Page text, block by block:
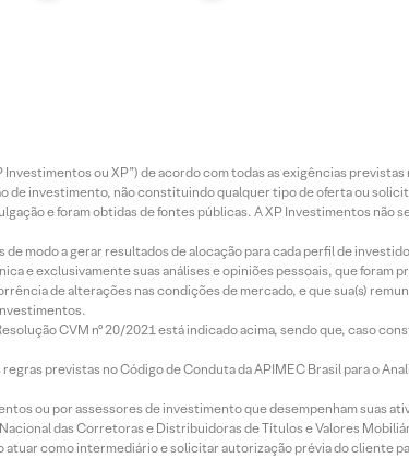
ou XP”) de acordo com todas as exigências
de investimento, não constituindo qualquer tipo de oferta ou
e foram obtidas de fontes públicas. A XP Investimentos não
modo a gerar resultados de alocação para cada perfil de
e exclusivamente suas análises e opiniões pessoais, que foram
de alterações nas condições de mercado, e que sua(s)
CVM nº 20/2021 está indicado acima, sendo que, caso
previstas no Código de Conduta da APIMEC Brasil para o
ou por assessores de investimento que desempenham suas
das Corretoras e Distribuidoras de Títulos e Valores
como intermediário e solicitar autorização prévia do cliente